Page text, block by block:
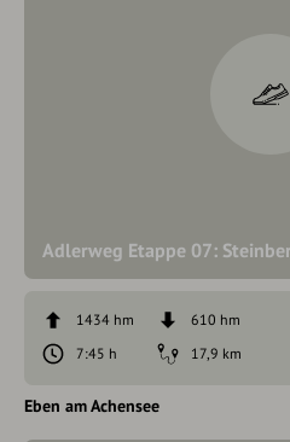
Adlerweg Etappe 07:
1434 hm
610 hm
7:45 h
17,9 km
Eben am Achensee